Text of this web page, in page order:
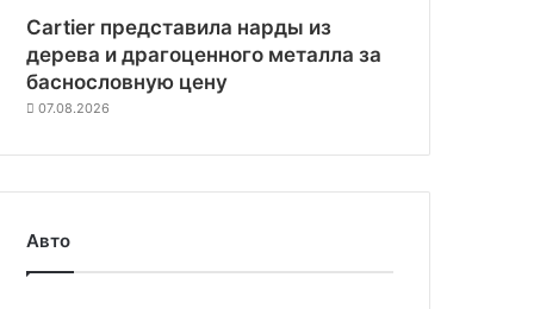
Cartier представила нарды из
дерева и драгоценного металла за
баснословную цену
07.08.2026
Авто